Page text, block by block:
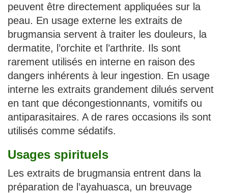
peuvent être directement appliquées sur la
peau. En usage externe les extraits de
brugmansia servent à traiter les douleurs, la
dermatite, l’orchite et l’arthrite. Ils sont
rarement utilisés en interne en raison des
dangers inhérents à leur ingestion. En usage
interne les extraits grandement dilués servent
en tant que décongestionnants, vomitifs ou
antiparasitaires. A de rares occasions ils sont
utilisés comme sédatifs.
Usages spirituels
Les extraits de brugmansia entrent dans la
préparation de l’ayahuasca, un breuvage